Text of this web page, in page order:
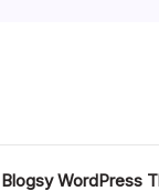
Blogsy WordPress